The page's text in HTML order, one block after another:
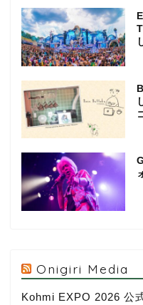
Onigiri Media
Kohmi EXPO 2026 公